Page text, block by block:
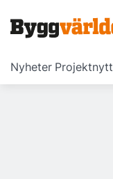
Nyheter Projektnytt